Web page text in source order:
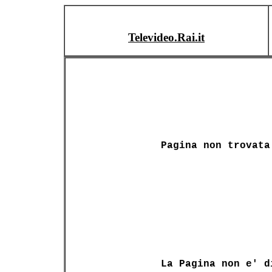
Televideo.Rai.it
Pagina non trovata
La Pagina non e'